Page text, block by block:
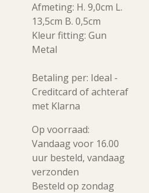
Afmeting: H. 9,0cm L.
13,5cm B. 0,5cm
Kleur fitting: Gun
Metal
Betaling per: Ideal -
Creditcard of achteraf
met Klarna
Op voorraad:
Vandaag voor 16.00
uur besteld, vandaag
verzonden
Besteld op zondag